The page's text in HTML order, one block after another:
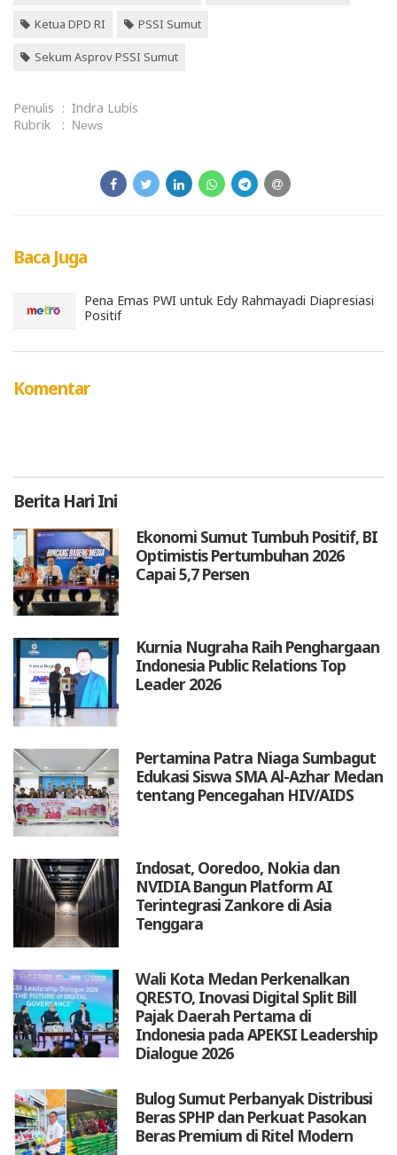
Ketua DPD RI PSSI Sumut
Sekum Asprov PSSI Sumut
Penulis : Indra Lubis
Rubrik
: News
Baca Juga
Pena Emas PWI untuk Edy Rahmayadi Diapresiasi
Positif
Komentar
Berita Hari Ini
Ekonomi Sumut Tumbuh Positif, BI
Optimistis Pertumbuhan 2026
Capai 5,7 Persen
Kurnia Nugraha Raih Penghargaan
Indonesia Public Relations Top
Leader 2026
Pertamina Patra Niaga Sumbagut
Edukasi Siswa SMA Al-Azhar Medan
tentang Pencegahan HIV/AIDS
Indosat, Ooredoo, Nokia dan
NVIDIA Bangun Platform AI
Terintegrasi Zankore di Asia
Tenggara
Wali Kota Medan Perkenalkan
QRESTO, Inovasi Digital Split Bill
Pajak Daerah Pertama di
Indonesia pada APEKSI Leadership
Dialogue 2026
Bulog Sumut Perbanyak Distribusi
Beras SPHP dan Perkuat Pasokan
Beras Premium di Ritel Modern